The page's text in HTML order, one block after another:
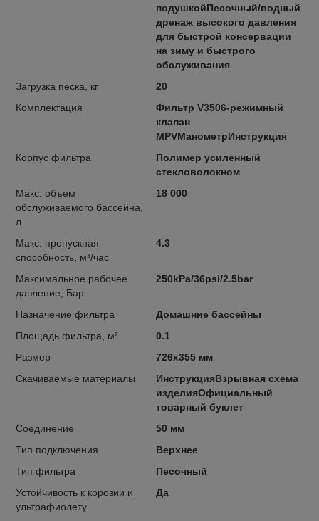
подушкойПесочный/водный
дренаж высокого давления
для быстрой консервации
на зиму и быстрого
обслуживания
Загрузка песка, кг
20
Комплектация
Фильтр V3506-режимный
клапан
MPVМанометрИнструкция
Корпус фильтра
Полимер усиленный
стекловолокном
Макс. объем
обслуживаемого бассейна,
л.
18 000
Макс. пропускная
способность, м³/час
4.3
Максимальное рабочее
давление, Бар
250kPa/36psi/2.5bar
Назначение фильтра
Домашние бассейны
Площадь фильтра, м²
0.1
Размер
726х355 мм
Скачиваемые материалы
ИнструкцияВзрывная схема
изделияОфициальный
товарный буклет
Соединение
50 мм
Тип подключения
Верхнее
Тип фильтра
Песочный
Устойчивость к корозии и
ультрафиолету
Да